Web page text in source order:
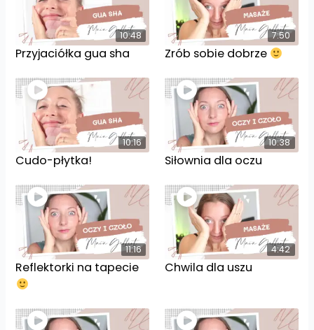
10:48
Przyjaciółka gua sha
7:50
Zrób sobie dobrze
10:16
Cudo-płytka!
10:38
Siłownia dla oczu
11:16
Reflektorki na tapecie
4:42
Chwila dla uszu